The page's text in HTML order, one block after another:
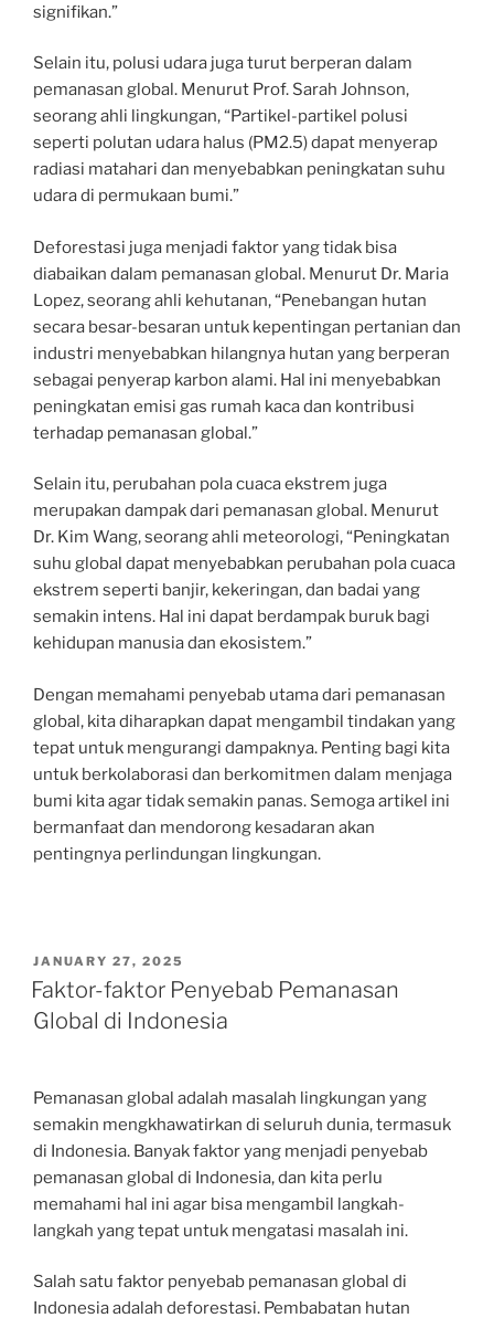
signifikan.”
Selain itu, polusi udara juga turut berperan dalam
pemanasan global. Menurut Prof. Sarah Johnson,
seorang ahli lingkungan, “Partikel-partikel polusi
seperti polutan udara halus (PM2.5) dapat menyerap
radiasi matahari dan menyebabkan peningkatan suhu
udara di permukaan bumi.”
Deforestasi juga menjadi faktor yang tidak bisa
diabaikan dalam pemanasan global. Menurut Dr. Maria
Lopez, seorang ahli kehutanan, “Penebangan hutan
secara besar-besaran untuk kepentingan pertanian dan
industri menyebabkan hilangnya hutan yang berperan
sebagai penyerap karbon alami. Hal ini menyebabkan
peningkatan emisi gas rumah kaca dan kontribusi
terhadap pemanasan global.”
Selain itu, perubahan pola cuaca ekstrem juga
merupakan dampak dari pemanasan global. Menurut
Dr. Kim Wang, seorang ahli meteorologi, “Peningkatan
suhu global dapat menyebabkan perubahan pola cuaca
ekstrem seperti banjir, kekeringan, dan badai yang
semakin intens. Hal ini dapat berdampak buruk bagi
kehidupan manusia dan ekosistem.”
Dengan memahami penyebab utama dari pemanasan
global, kita diharapkan dapat mengambil tindakan yang
tepat untuk mengurangi dampaknya. Penting bagi kita
untuk berkolaborasi dan berkomitmen dalam menjaga
bumi kita agar tidak semakin panas. Semoga artikel ini
bermanfaat dan mendorong kesadaran akan
pentingnya perlindungan lingkungan.
POSTED
ON
JANUARY 27, 2025
Faktor-faktor Penyebab Pemanasan
Global di Indonesia
Pemanasan global adalah masalah lingkungan yang
semakin mengkhawatirkan di seluruh dunia, termasuk
di Indonesia. Banyak faktor yang menjadi penyebab
pemanasan global di Indonesia, dan kita perlu
memahami hal ini agar bisa mengambil langkah-
langkah yang tepat untuk mengatasi masalah ini.
Salah satu faktor penyebab pemanasan global di
Indonesia adalah deforestasi. Pembabatan hutan